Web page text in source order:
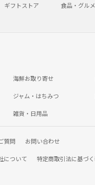
ギフトストア 食品・グル
海鮮お取り寄せ
ジャム・はちみつ
雑貨・日用品
質問 お問い合わせ
について 特定商取引法に基づ